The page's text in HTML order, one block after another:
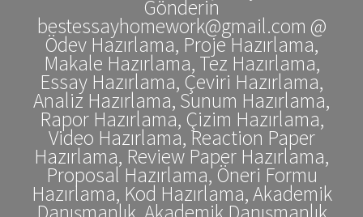
Gönderin
bestessayhomework@gmail.com @
Ödev Hazırlama, Proje Hazırlama,
Makale Hazırlama, Tez Hazırlama,
Essay Hazırlama, Çeviri Hazırlama,
Analiz Hazırlama, Sunum Hazırlama,
Rapor Hazırlama, Çizim Hazırlama,
Video Hazırlama, Reaction Paper
Hazırlama, Review Paper Hazırlama,
Proposal Hazırlama, Öneri Formu
Hazırlama, Kod Hazırlama, Akademik